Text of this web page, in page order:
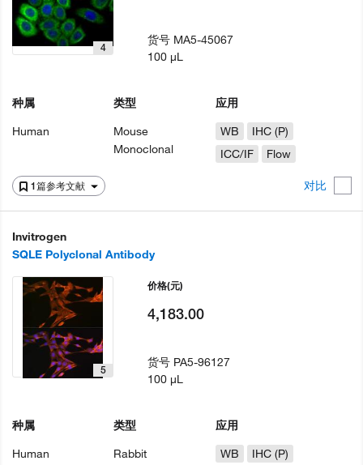
1篇参考文献 对比
4
种属
Human
类型
Mouse
Monoclonal
应用
WB
IHC (P)
ICC/IF
Flow
货号 MA5-45067
100 µL
Invitrogen
SQLE Polyclonal Antibody
5
种属
Human
类型
Rabbit
应用
WB
IHC (P)
价格(元)
4,183.00
货号 PA5-96127
100 µL